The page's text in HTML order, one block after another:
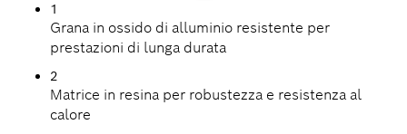
1
Grana in ossido di alluminio resistente per
prestazioni di lunga durata
2
Matrice in resina per robustezza e resistenza al
calore